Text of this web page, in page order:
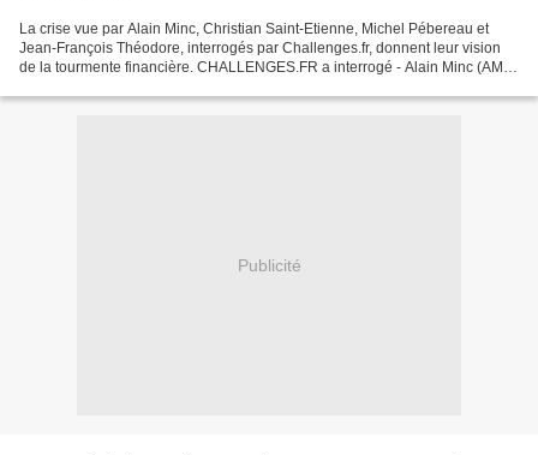
La crise vue par Alain Minc, Christian Saint-Etienne, Michel Pébereau et
Jean-François Théodore, interrogés par Challenges.fr, donnent leur vision
de la tourmente financière. CHALLENGES.FR a interrogé - Alain Minc (AM
Publicité